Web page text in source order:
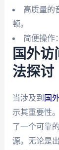
高质量的
顿。
简便操作
国外
法探讨
当涉及到 国
示其重要性
了一个可靠
源。无论是